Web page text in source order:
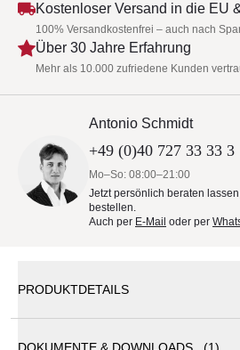
Kostenloser Versand in die EU
100% Versandkostenfrei – auch nach
Über 30 Jahre Erfahrung
Mehr als 10.000 zufriedene Kunden
Antonio Schmidt
+49 (0)40 727 33 33 3
Mo–So: 08:00–21:00
Jetzt persönlich beraten
bestellen.
Auch per E-Mail oder per
PRODUKTDETAILS
DOKUMENTE & DOWNLOADS (1)